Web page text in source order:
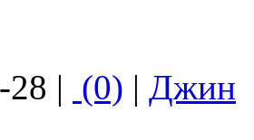
| (0) | Джин